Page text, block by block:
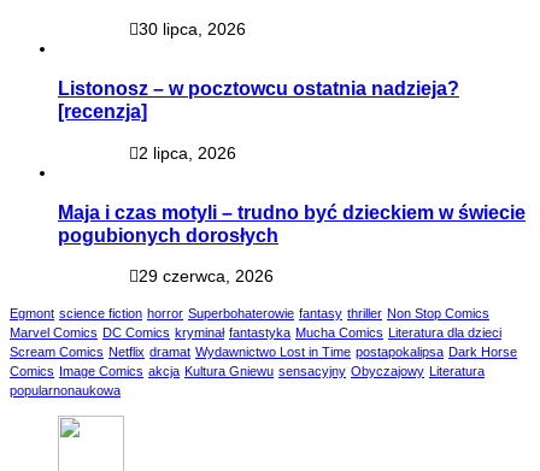
30 lipca, 2026
Listonosz – w pocztowcu ostatnia nadzieja?
[recenzja]
2 lipca, 2026
Maja i czas motyli – trudno być dzieckiem w świecie
pogubionych dorosłych
29 czerwca, 2026
Egmont science fiction horror Superbohaterowie fantasy thriller Non Stop Comics
Marvel Comics DC Comics kryminał fantastyka Mucha Comics
Literatura dla dzieci
Scream Comics Netflix dramat Wydawnictwo Lost in Time postapokalipsa Dark Horse
Comics
Image Comics akcja Kultura Gniewu sensacyjny Obyczajowy
Literatura
popularnonaukowa